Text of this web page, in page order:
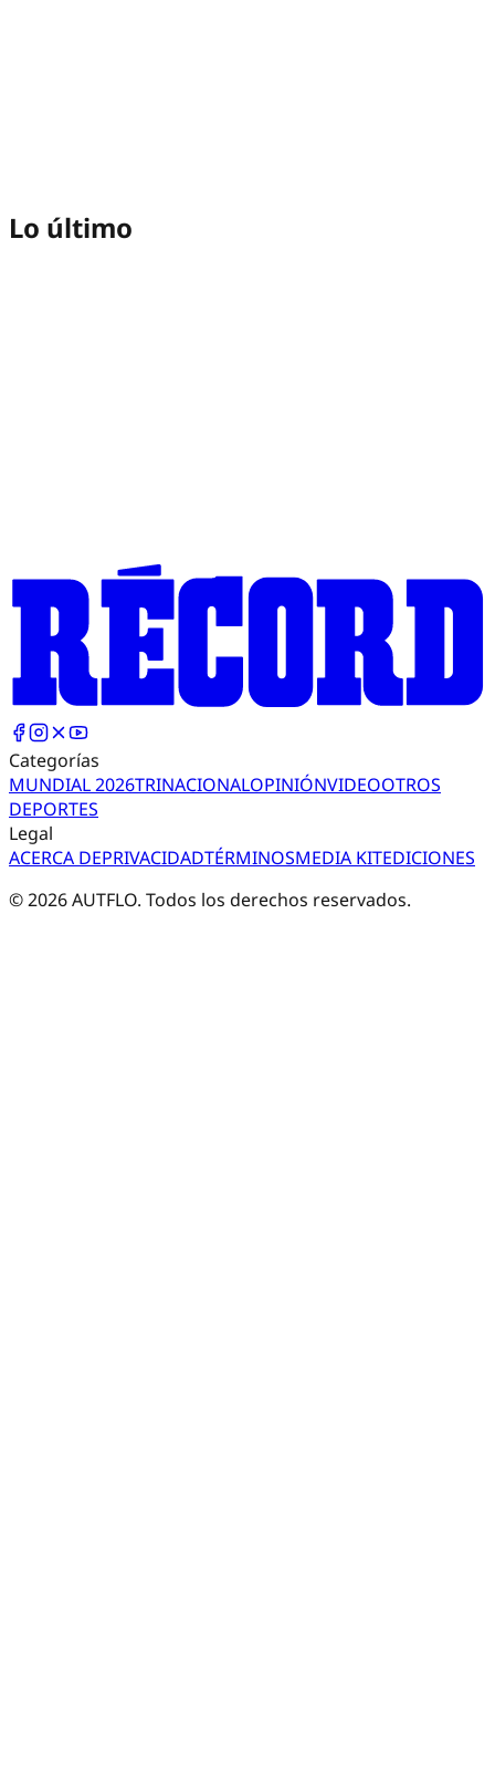
Lo último
Categorías
MUNDIAL 2026TRINACIONALOPINIÓNVIDEOOTROS
DEPORTES
Legal
ACERCA DEPRIVACIDADTÉRMINOSMEDIA KITEDICIONES
©2026AUTFLO. Todos los derechos reservados.